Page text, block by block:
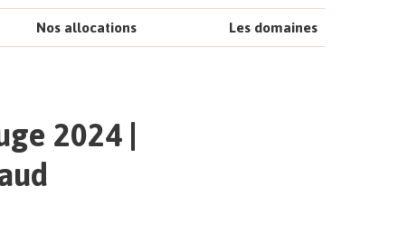
Nos allocations Les domaines
2024 |